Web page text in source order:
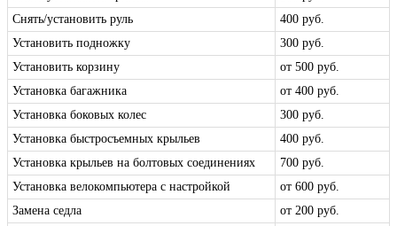
Снять/установить руль
400 руб.
Установить подножку
300 руб.
Установить корзину
от 500 руб.
Установка багажника
от 400 руб.
Установка боковых колес
300 руб.
Установка быстросъемных крыльев
400 руб.
Установка крыльев на болтовых соединениях
700 руб.
Установка велокомпьютера с настройкой
от 600 руб.
Замена седла
от 200 руб.